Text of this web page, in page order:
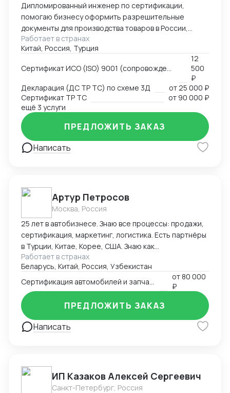
Дипломированный инженер по сертификации,
помогаю бизнесу оформить разрешительные
документы для производства товаров в России,
импорта и реализации на территории РФ, через
магазины и маркетплейсы.
Работает в странах
Китай, Россия, Турция
Сертификат ИСО (ISO) 9001 (сопровождение, подготовка документов)
12
500
₽
Декларация (ДС ТР ТС) по схеме 3Д
от25 000 ₽
Сертификат ТР ТС
от 90 000 ₽
ещё 3 услуги
Написать
ПРЕДЛОЖИТЬ ЗАКАЗ
Артур Петросов
Москва, Россия
25 лет в автобизнесе. Знаю все процессы: продажи,
сертификация, маркетинг, логистика. Есть партнёры
в Турции, Китае, Корее, США. Знаю как
омологировать автомобили в 18ти странах мира.
Работает в странах
Беларусь, Китай, Россия, Узбекистан
от 80 000
₽
Написать
ПРЕДЛОЖИТЬ ЗАКАЗ
ИП Казаков Алексей Сергеевич
Санкт-Петербург, Россия